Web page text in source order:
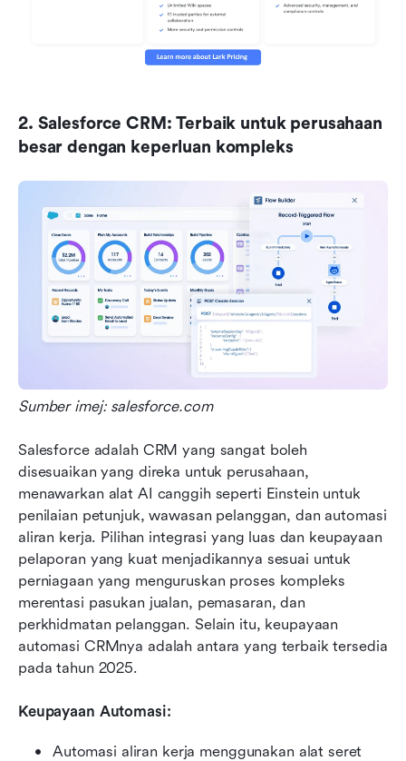
2. Salesforce CRM: Terbaik untuk perusahaan
besar dengan keperluan kompleks
Sumber imej: salesforce.com
Salesforce adalah CRM yang sangat boleh
disesuaikan yang direka untuk perusahaan,
menawarkan alat AI canggih seperti Einstein untuk
penilaian petunjuk, wawasan pelanggan, dan automasi
aliran kerja. Pilihan integrasi yang luas dan keupayaan
pelaporan yang kuat menjadikannya sesuai untuk
perniagaan yang menguruskan proses kompleks
merentasi pasukan jualan, pemasaran, dan
perkhidmatan pelanggan. Selain itu, keupayaan
automasi CRMnya adalah antara yang terbaik tersedia
pada tahun 2025.
Keupayaan Automasi:
Automasi aliran kerja menggunakan alat seret